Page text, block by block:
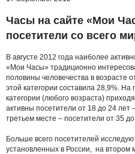
Часы на сайте «Мои
посетители со всего
В августе 2012 года наиболее
«Мои Часы» традиционно
половины человечества в возрасте
этой категории составила 28,9%. На
категории (любого возраста)
активны посетители от 18 до 24 лет
третьем месте – посетители от 35
Больше всего посетителей
установленных в России, на втором